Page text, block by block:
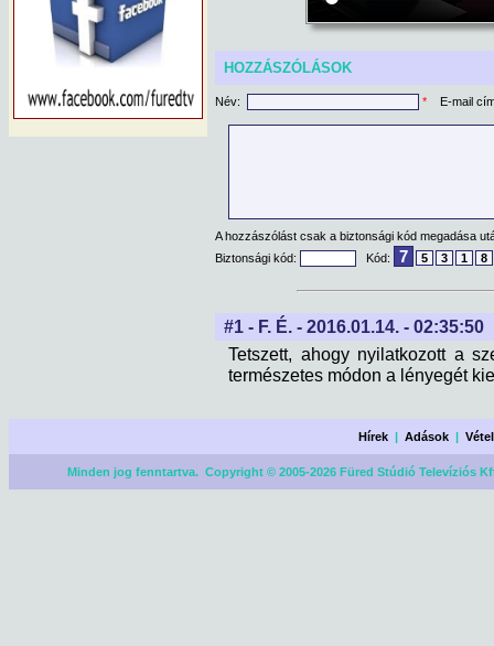
HOZZÁSZÓLÁSOK
Név: * E-mail
A hozzászólást csak a biztonsági kód megadása
Biztonsági kód:
Kód: 7 5 3 1 8
#1 - F. É. - 2016.01.14. - 02:35:50
Tetszett, ahogy nyilatkozott a
természetes módon a lényegét
Hírek |Adások |
Minden jog fenntartva. Copyright © 2005-2026 Füred Stúdió Televíziós